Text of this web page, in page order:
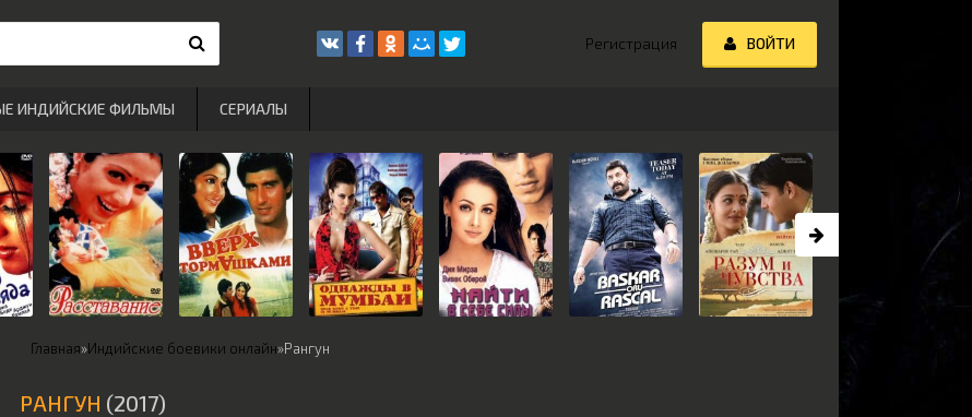
Главная»Индийские боевики онлайн»Рангун
РАНГУН (2017)
Регистрация ВОЙТИ
ИНДИЙСКИЕ ФИЛЬМЫ СЕРИАЛЫ